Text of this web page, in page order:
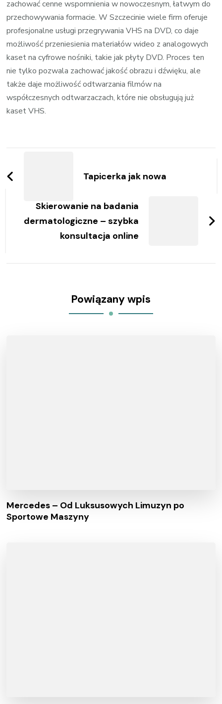
zachować cenne wspomnienia w nowoczesnym, łatwym do
przechowywania formacie. W Szczecinie wiele firm oferuje
profesjonalne usługi przegrywania VHS na DVD, co daje
możliwość przeniesienia materiałów wideo z analogowych
kaset na cyfrowe nośniki, takie jak płyty DVD. Proces ten
nie tylko pozwala zachować jakość obrazu i dźwięku, ale
także daje możliwość odtwarzania filmów na
współczesnych odtwarzaczach, które nie obsługują już
kaset VHS.
wpisy
Tapicerka jak nowa
Skierowanie na badania
dermatologiczne – szybka
konsultacja online
Powiązany wpis
Mercedes – Od Luksusowych Limuzyn po
Sportowe Maszyny